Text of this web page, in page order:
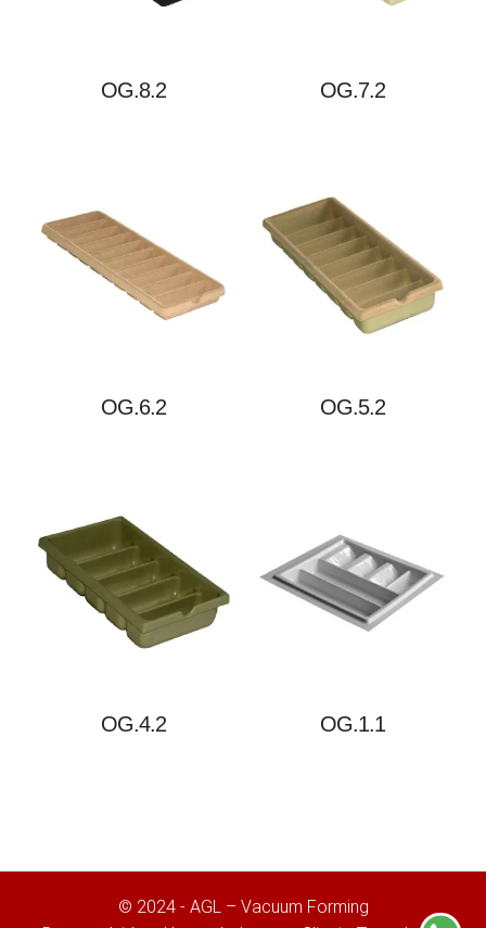
OG.8.2 OG.7.2
OG.6.2 OG.5.2
OG.4.2 OG.1.1
© 2024 - AGL – Vacuum Forming
Olá, insira seus dados para continuar.